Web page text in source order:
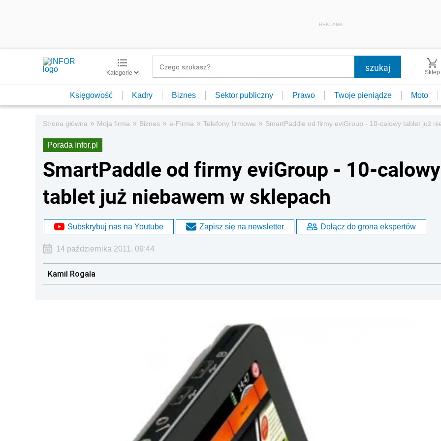
REKLAMA
Kategorie Sklep
Księgowość Kadry Biznes Sektor publiczny Prawo Twoje pieniądze Moto
Strona główna » Moja firma » Biznes » e-Firma » Telefony firmowe » SmartPaddle od firmy eviGroup - 10-calowy tablet już
Porada Infor.pl
SmartPaddle od firmy eviGroup - 10-calowy
tablet już niebawem w sklepach
Subskrybuj nas na Youtube Zapisz się na newsletter Dołącz do grona ekspertów
14 października 2011, 09:44
Kamil Rogala